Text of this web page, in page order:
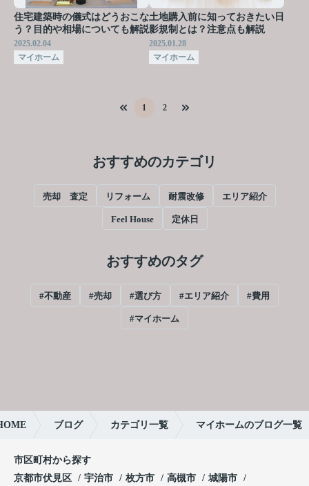
住宅建築時の儀式はどうおこな
う？目的や相場についても解説
2025.02.04
マイホーム
土地購入前に知っておきたい日
影規制とは？注意点も解説
2025.01.28
マイホーム
1 2
おすすめのカテゴリ
売却 査定 リフォーム 耐震改修 エリア紹介
Feel House 定休日
おすすめのタグ
#不動産 #売却 #選び方 #エリア紹介 #費用
#マイホーム
ブログ カテゴリ一覧 マイホームのブログ一覧
市区町村から探す
京都市伏見区
宇治市 枚方市 高槻市
城陽市